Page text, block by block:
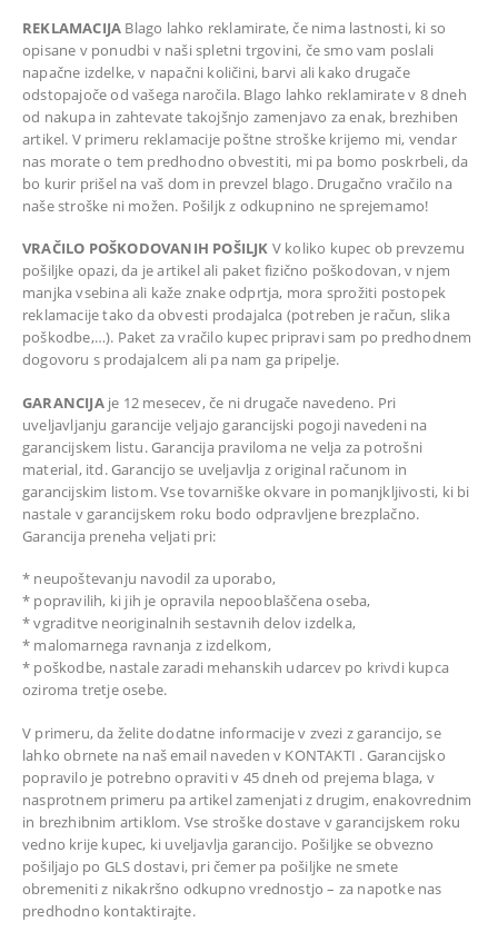
REKLAMACIJA Blago lahko reklamirate, če nima lastnosti, ki so
opisane v ponudbi v naši spletni trgovini, če smo vam poslali
napačne izdelke, v napačni količini, barvi ali kako drugače
odstopajoče od vašega naročila. Blago lahko reklamirate v 8 dneh
od nakupa in zahtevate takojšnjo zamenjavo za enak, brezhiben
artikel. V primeru reklamacije poštne stroške krijemo mi, vendar
nas morate o tem predhodno obvestiti, mi pa bomo poskrbeli, da
bo kurir prišel na vaš dom in prevzel blago. Drugačno vračilo na
naše stroške ni možen. Pošiljk z odkupnino ne sprejemamo!
VRAČILO POŠKODOVANIH POŠILJK V koliko kupec ob prevzemu
pošiljke opazi, da je artikel ali paket fizično poškodovan, v njem
manjka vsebina ali kaže znake odprtja, mora sprožiti postopek
reklamacije tako da obvesti prodajalca (potreben je račun, slika
poškodbe,…). Paket za vračilo kupec pripravi sam po predhodnem
dogovoru s prodajalcem ali pa nam ga pripelje.
GARANCIJAje 12 mesecev, če ni drugače navedeno. Pri
uveljavljanju garancije veljajo garancijski pogoji navedeni na
garancijskem listu. Garancija praviloma ne velja za potrošni
material, itd. Garancijo se uveljavlja z original računom in
garancijskim listom. Vse tovarniške okvare in pomanjkljivosti, ki bi
nastale v garancijskem roku bodo odpravljene brezplačno.
Garancija preneha veljati pri:
* neupoštevanju navodil za uporabo,
* popravilih, ki jih je opravila nepooblaščena oseba,
* vgraditve neoriginalnih sestavnih delov izdelka,
* malomarnega ravnanja z izdelkom,
* poškodbe, nastale zaradi mehanskih udarcev po krivdi kupca
oziroma tretje osebe.
V primeru, da želite dodatne informacije v zvezi z garancijo, se
lahko obrnete na naš email naveden v KONTAKTI . Garancijsko
popravilo je potrebno opraviti v 45 dneh od prejema blaga, v
nasprotnem primeru pa artikel zamenjati z drugim, enakovrednim
in brezhibnim artiklom. Vse stroške dostave v garancijskem roku
vedno krije kupec, ki uveljavlja garancijo. Pošiljke se obvezno
pošiljajo po GLS dostavi, pri čemer pa pošiljke ne smete
obremeniti z nikakršno odkupno vrednostjo – za napotke nas
predhodno kontaktirajte.